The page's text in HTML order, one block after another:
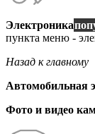
Электроника
пункта меню -
Назад к главному
Автомобильная
Фото и видео